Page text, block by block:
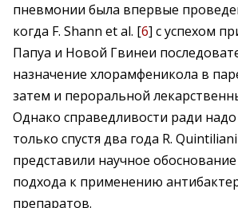
пневмонии была впервые
когда F. Shann et al. [6] c успехом
Папуа и Новой Гвинеи
назначение хлорамфеникола в
затем и пероральной
Однако справедливости ради надо
только спустя два года R.
представили научное
подхода к применению
препаратов.